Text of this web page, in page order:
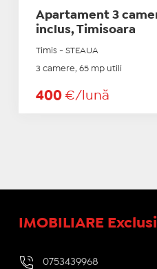
Apartament 3
inclus, Timisoara
Timis - STEAUA
3 camere, 65 mp utili
400 €/lună
IMOBILIARE
0753439968